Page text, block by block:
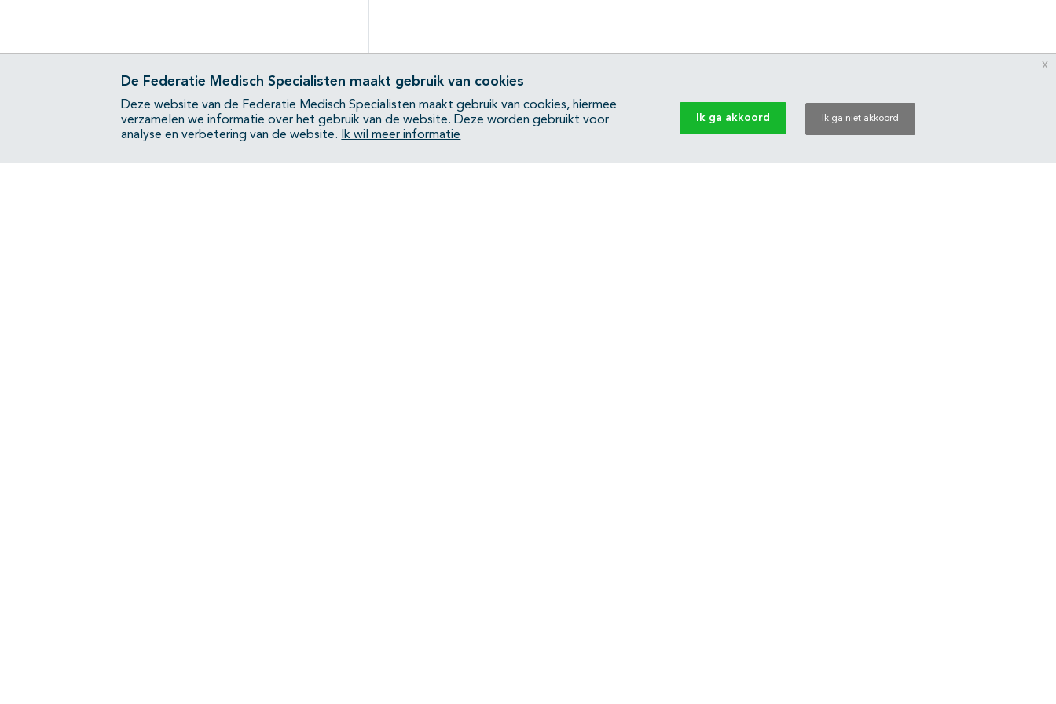
De Federatie Medisch Specialisten maakt gebruik van cookies
Deze website van de Federatie Medisch Specialisten maakt gebruik van cookies, hiermee
verzamelen we informatie over het gebruik van de website. Deze worden gebruikt voor
analyse en verbetering van de website.
Ik wil meer informatie
Ik ga akkoord Ik ga niet akkoord
x